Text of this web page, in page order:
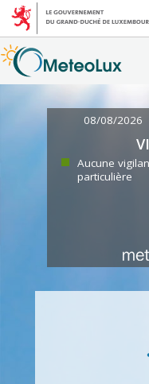
08/08/2026
Aucune
particulière